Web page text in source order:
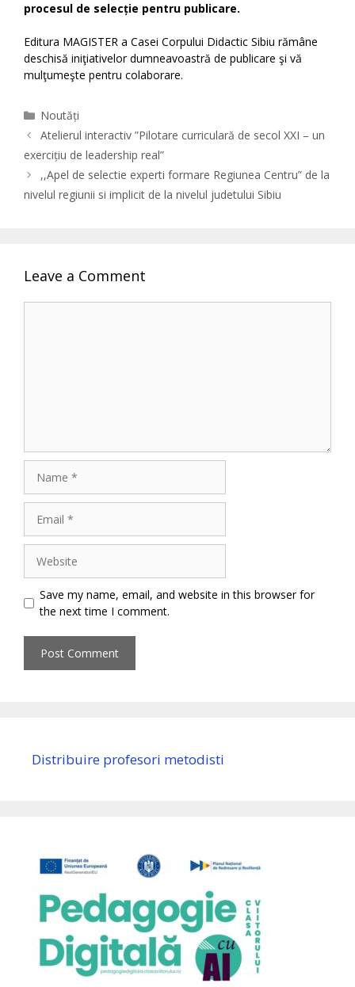
procesul de selecție pentru publicare.
Editura MAGISTER a Casei Corpului Didactic Sibiu rămâne
deschisă iniţiativelor dumneavoastră de publicare şi vă
mulţumeşte pentru colaborare.
Categories
Noutăți
Atelierul interactiv ”Pilotare curriculară de secol XXI – un
exercițiu de leadership real”
,,Apel de selectie experti formare Regiunea Centru” de la
nivelul regiunii si implicit de la nivelul judetului Sibiu
Leave a Comment
Save my name, email, and website in this browser for
the next time I comment.
Distribuire profesori metodisti